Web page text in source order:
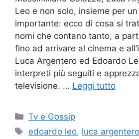
Leo e non solo, insieme per
importante: ecco di cosa si
nomi che contano tanto, a
fino ad arrivare al cinema e
Luca Argentero ed Edoardo
interpreti più seguiti e
televisione. … Leggi tutto
Categorie
Tv e Gossip
Tag
edoardo leo, luca argentero